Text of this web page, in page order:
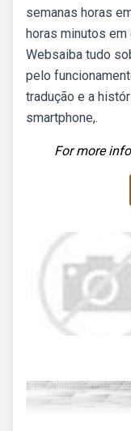
semanas horas
horas minutos
Websaiba tudo
pelo
tradução e a
smartphone,.
For more